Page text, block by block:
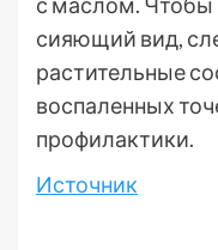
сияющий вид,
растительные
воспаленных
профилактики.
Источник